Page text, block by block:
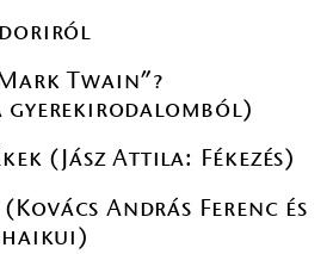
Twain”?
gyerekirodalomból)
(Jász Attila: Fékezés)
András Ferenc és